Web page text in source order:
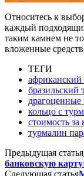
Относитесь к
каждый
таким камнем не
вложенные
ТЕГИ
африканский
бразильский
драгоценные
кольцо с
стоимость за
турмалин
Предыдущая статья
банковскую
Следующая статья